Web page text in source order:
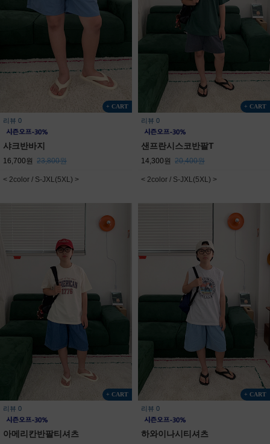
+ CART
리뷰 0
샤크반바지
16,700원 23,800원
< 2color / S-JXL(5XL) >
+ CART
리뷰 0
샌프란시스코반팔T
14,300원 20,400원
< 2color / S-JXL(5XL) >
+ CART
리뷰 0
아메리칸반팔티셔츠
+ CART
리뷰 0
하와이나시티셔츠